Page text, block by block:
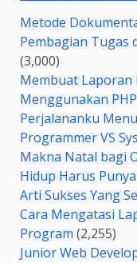
Metode
Pembagian Tugas
(3,000)
Membuat Laporan
Menggunakan
Perjalananku
Programmer VS
Makna Natal bagi
Hidup Harus
Arti Sukses Yang
Cara Mengatasi
Program (2,255)
Junior Web